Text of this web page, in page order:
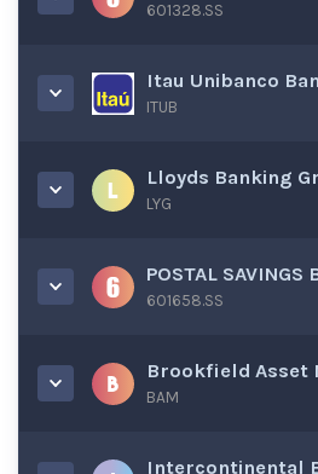
601328.SS
Itau Unibanco
ITUB
Lloyds Banking
LYG
POSTAL SAVINGS
601658.SS
Brookfield Asset
BAM
Intercontinental